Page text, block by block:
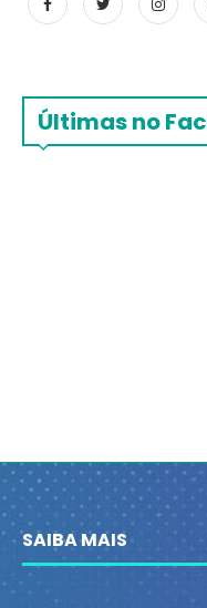
Últimas no
SAIBA MAIS